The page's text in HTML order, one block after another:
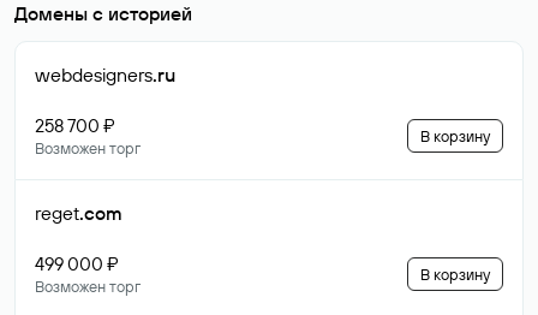
Домены с историей
webdesigners.ru
258 700 ₽
Возможен торг
В корзину
reget.com
499 000 ₽
Возможен торг
В корзину